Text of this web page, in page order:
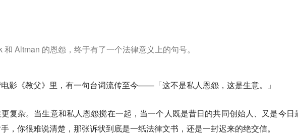
和 Altman 的恩怨，终于有了一个法律意义上的句号。
影《教父》里，有一句台词流传至今——「这不是私人恩怨，这是生意。」
复杂。当生意和私人恩怨搅在一起，当一个人既是昔日的共同创始人、又是今日
，你很难说清楚，那张诉状到底是一纸法律文书，还是一封迟来的绝交信。